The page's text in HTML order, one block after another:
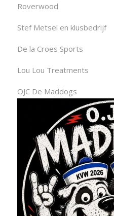
Roverwood
Stef Metsel en klusbedrijf
De la Croes Sports
Lou Lou Treatments
OJC De Maddogs